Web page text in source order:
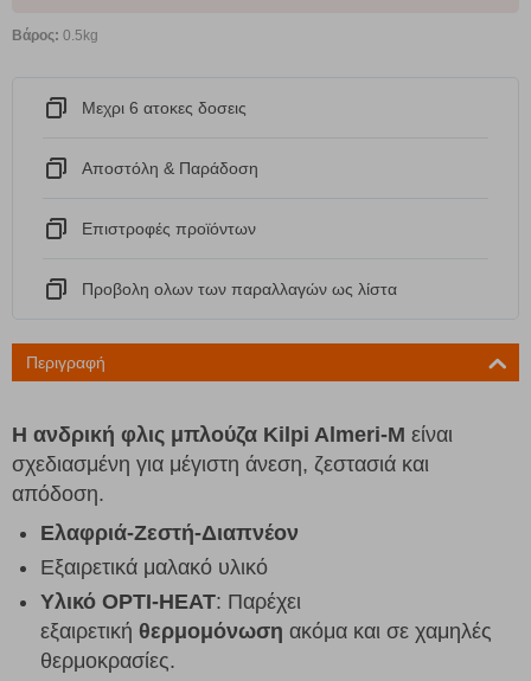
Βάρος: 0.5kg
Μεχρι 6 ατοκες δοσεις
Αποστόλη & Παράδοση
Eπιστροφές προϊόντων
Προβολη ολων των παραλλαγών ως λίστα
Περιγραφή
Η ανδρική φλις μπλούζα Kilpi Almeri-M είναι
σχεδιασμένη για μέγιστη άνεση, ζεστασιά και
απόδοση.
Ελαφριά-Ζεστή-Διαπνέον
Εξαιρετικά μαλακό υλικό
Υλικό OPTI-HEAT: Παρέχει
εξαιρετική θερμομόνωση ακόμα και σε χαμηλές
θερμοκρασίες.